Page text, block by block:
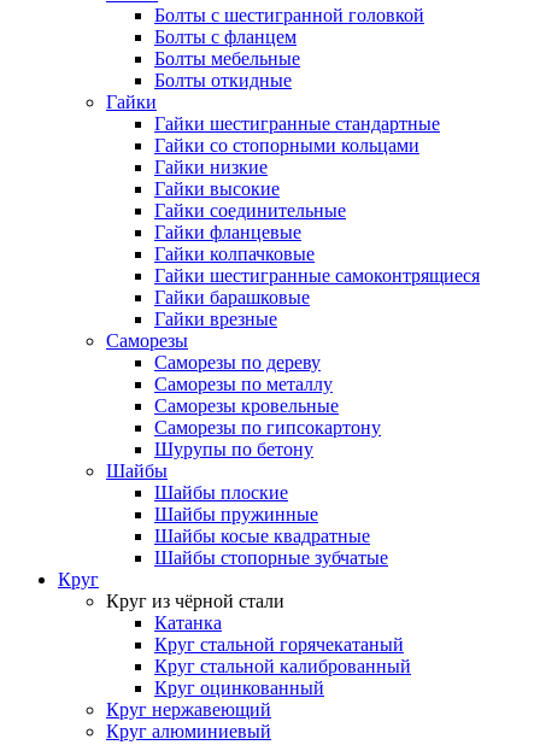
Болты с шестигранной головкой
Болты с фланцем
Болты мебельные
Болты откидные
Гайки
Гайки шестигранные стандартные
Гайки со стопорными кольцами
Гайки низкие
Гайки высокие
Гайки соединительные
Гайки фланцевые
Гайки колпачковые
Гайки шестигранные самоконтрящиеся
Гайки барашковые
Гайки врезные
Саморезы
Саморезы по дереву
Саморезы по металлу
Саморезы кровельные
Саморезы по гипсокартону
Шурупы по бетону
Шайбы
Шайбы плоские
Шайбы пружинные
Шайбы косые квадратные
Шайбы стопорные зубчатые
Круг
Круг из чёрной стали
Катанка
Круг стальной горячекатаный
Круг стальной калиброванный
Круг оцинкованный
Круг нержавеющий
Круг алюминиевый